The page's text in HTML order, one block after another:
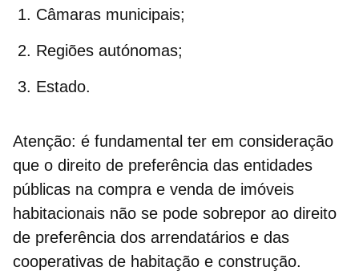
Câmaras municipais;
Regiões autónomas;
Estado.
Atenção: é fundamental ter em consideração
que o direito de preferência das entidades
públicas na compra e venda de imóveis
habitacionais não se pode sobrepor ao direito
de preferência dos arrendatários e das
cooperativas de habitação e construção.